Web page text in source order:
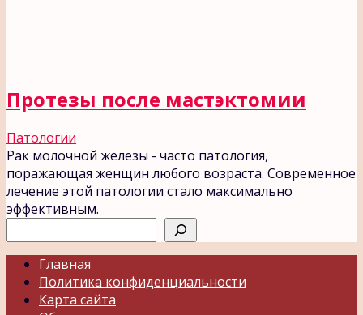
Протезы после мастэктомии
Патологии
Рак молочной железы - часто патология,
поражающая женщин любого возраста. Современное
лечение этой патологии стало максимально
эффективным.
Главная
Политика конфиденциальности
Карта сайта